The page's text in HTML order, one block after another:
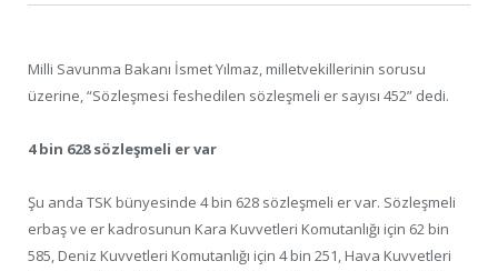
Milli Savunma Bakanı İsmet Yılmaz, milletvekillerinin sorusu
üzerine, “Sözleşmesi feshedilen sözleşmeli er sayısı 452” dedi.
4 bin 628 sözleşmeli er var
Şu anda TSK bünyesinde 4 bin 628 sözleşmeli er var. Sözleşmeli
erbaş ve er kadrosunun Kara Kuvvetleri Komutanlığı için 62 bin
585, Deniz Kuvvetleri Komutanlığı için 4 bin 251, Hava Kuvvetleri